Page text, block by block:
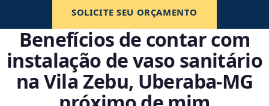
SOLICITE SEU ORÇAMENTO
Benefícios de contar com
instalação de vaso sanitário
na Vila Zebu, Uberaba‑MG